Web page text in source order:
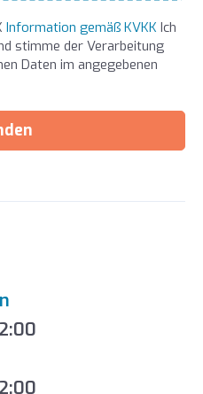
Information gemäß KVKK Ich
stimme der Verarbeitung
Daten im angegebenen